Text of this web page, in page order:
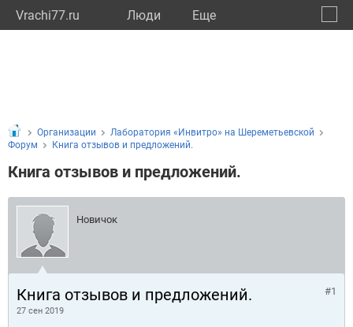
Vrachi77.ru Люди Eще
Организации
Лаборатория «Инвитро» на Шереметьевской
Форум
Книга отзывов и предложений.
Книга отзывов и предложений.
Новичок
Книга отзывов и предложений.
27 сен 2019
#1